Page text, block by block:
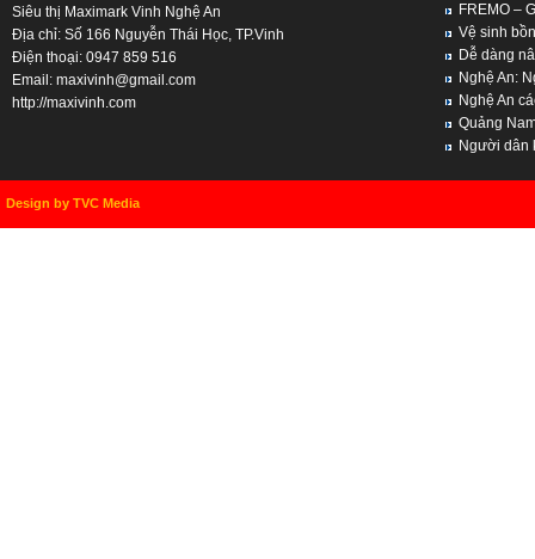
Siêu thị Maximark Vinh Nghệ An
Địa chỉ: Số 166 Nguyễn Thái Học, TP.Vinh
Điện thoại: 0947 859 516
Email: maxivinh@gmail.com
http://maxivinh.com
FREMO –
Vệ sinh
Dễ dàng
Nghệ An:
Nghệ An
Quảng
Người dân
Design by TVC Media